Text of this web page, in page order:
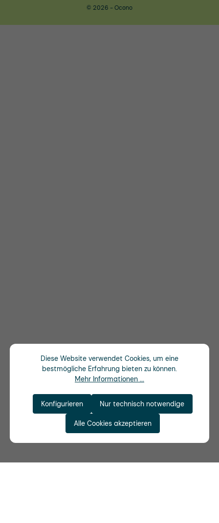
© 2026 - Ocono
Diese Website verwendet Cookies, um eine
bestmögliche Erfahrung bieten zu können.
Mehr Informationen ...
Nur technisch notwendige
Konfigurieren
Alle Cookies akzeptieren